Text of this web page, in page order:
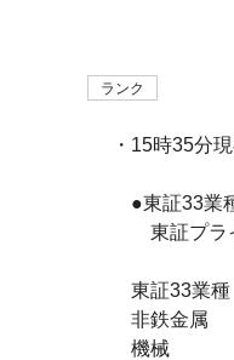
ランク
・15時35分
●東証33業
東証プライ
東証33業種
非鉄金属　
機械　　　